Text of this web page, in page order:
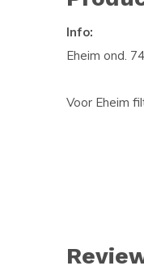
Info:
Eheim ond.
Voor Eheim